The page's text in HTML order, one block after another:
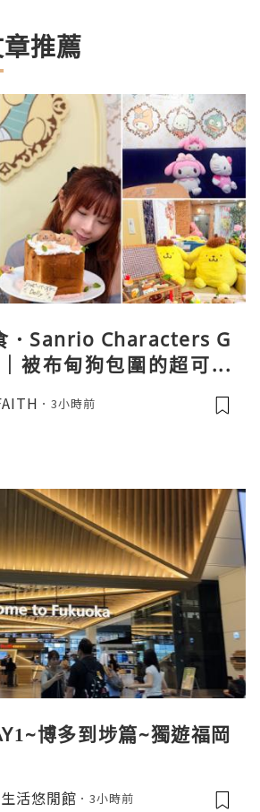
推薦
．Sanrio Characters G
被布甸狗包圍的超可愛
3小時前
博多到埗篇~獨遊福岡
活悠閒館 3小時前